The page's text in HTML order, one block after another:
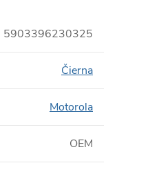
5903396230325
Čierna
Motorola
OEM